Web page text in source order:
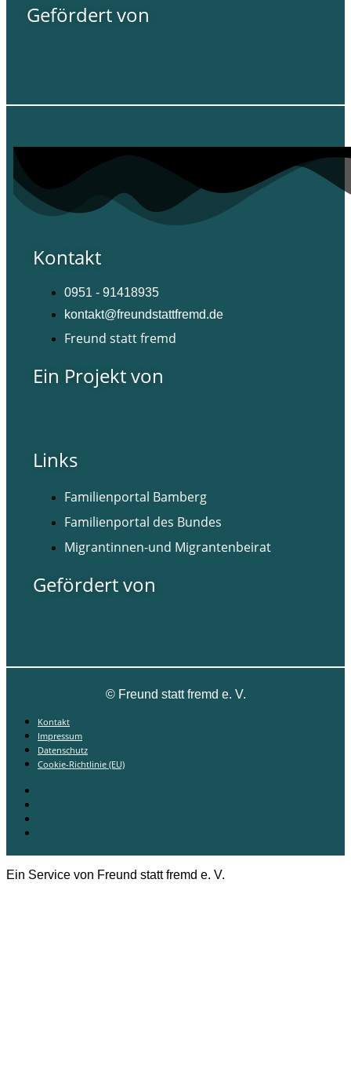
Gefördert von
Kontakt
0951 - 91418935
kontakt@freundstattfremd.de
Freund statt fremd
Ein Projekt von
Links
Familienportal Bamberg
Familienportal des Bundes
Migrantinnen-und Migrantenbeirat
Gefördert von
©Freund statt fremd e. V.
Kontakt
Impressum
Datenschutz
Cookie-Richtlinie (EU)
Ein Service von Freund statt fremd e. V.